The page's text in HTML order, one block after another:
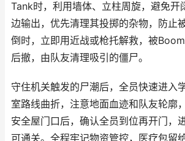
Tank时，利用墙体、立柱周旋，避免开
边输出，优先清理其投掷的杂物，防止
倒时，立即用近战或枪托解救，被
后撤，由队友清理吸引的僵尸。
守住机关触发的尸潮后，全员快速进入
室路线曲折，注意地面血迹和队友轮廓
安全屋门口后，确认全员到位再开门，
可通关。全程牢记物资管控，医疗包留